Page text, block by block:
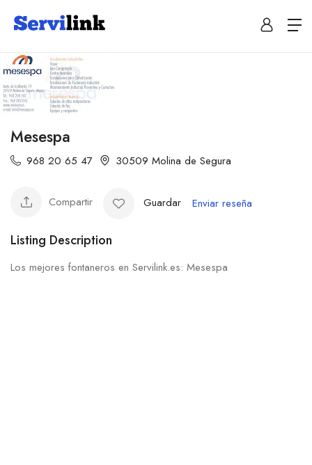
Mesespa
968 20 65 47 30509 Molina de Segura
Compartir Guardar Enviar reseña
Listing Description
Los mejores fontaneros en Servilink.es: Mesespa